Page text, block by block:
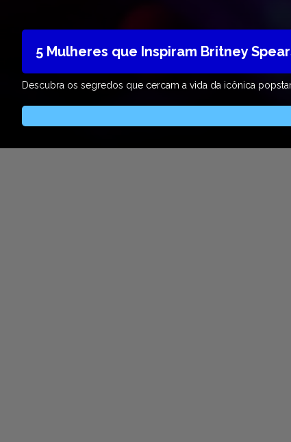
5 Mulheres que Inspiram Britney
Descubra os segredos que cercam a vida da icônica